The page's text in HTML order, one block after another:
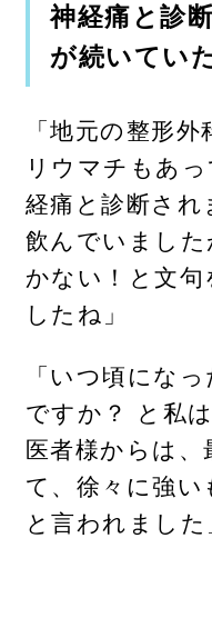
神経痛と診
が続いてい
「地元の整形
リウマチもあ
経痛と診断され
飲んでいました
かない！と文
したね」
「いつ頃にな
ですか？ と私
医者様からは
て、徐々に強い
と言われました